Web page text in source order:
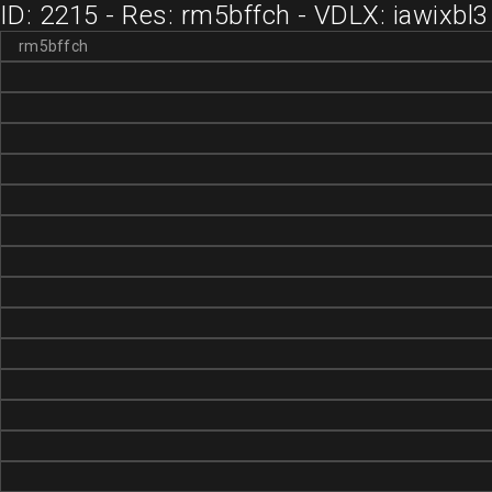
ID: 2215 - Res: rm5bffch - VDLX: iawixbl3